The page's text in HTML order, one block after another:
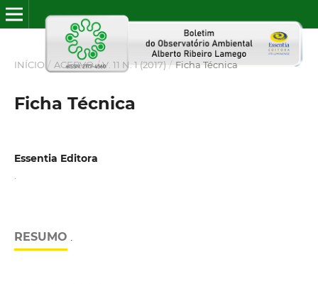
INÍCIO / ACERVO / V. 11 N. 1 (2017) / Ficha Técnica
Ficha Técnica
Essentia Editora
RESUMO .